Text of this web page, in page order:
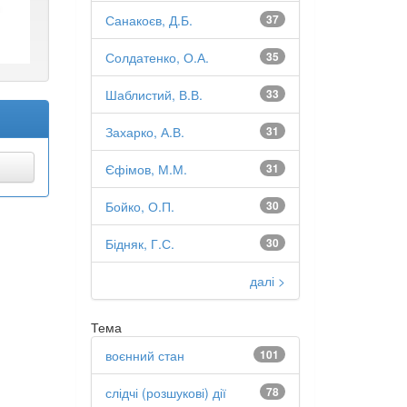
37
Санакоєв, Д.Б.
35
Солдатенко, О.А.
33
Шаблистий, В.В.
31
Захарко, А.В.
31
Єфімов, М.М.
30
Бойко, О.П.
30
Бідняк, Г.С.
далі >
Тема
101
воєнний стан
78
слідчі (розшукові) дії